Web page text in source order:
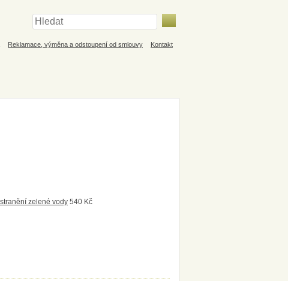
Reklamace, výměna a odstoupení od smlouvy Kontakt
zelené vody 540 Kč